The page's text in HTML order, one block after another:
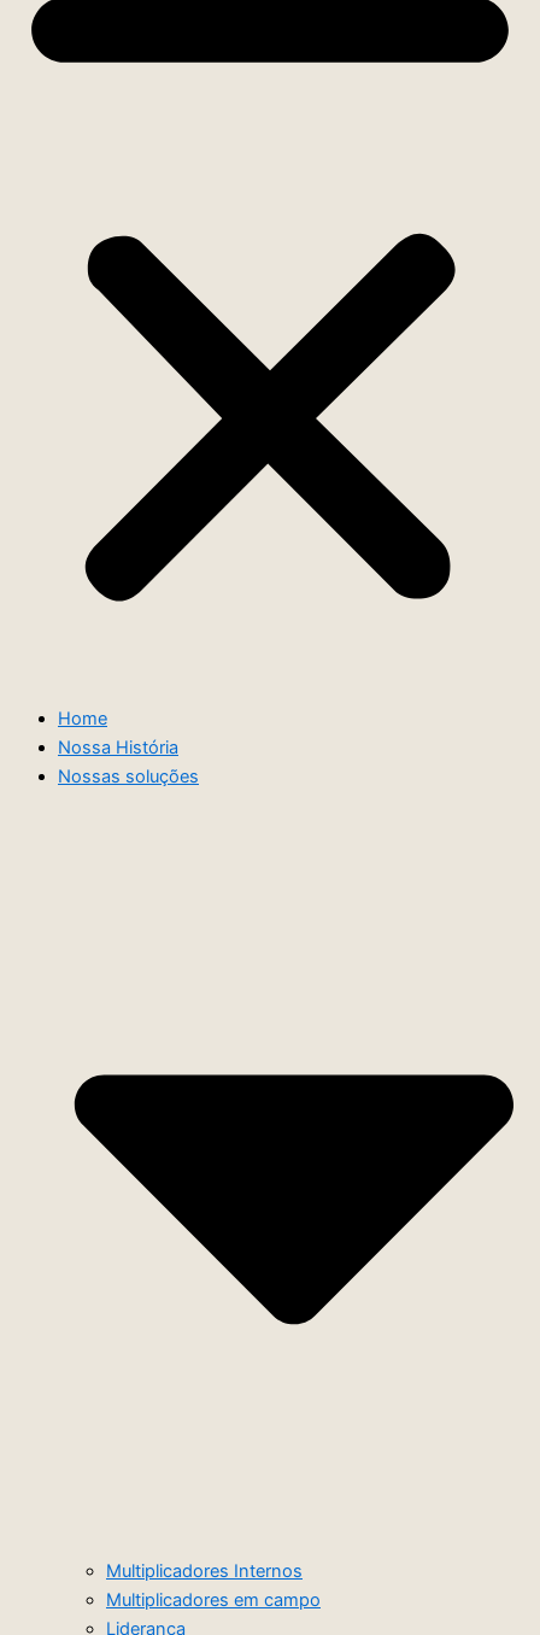
Home
Nossa História
Nossas soluções
Multiplicadores Internos
Multiplicadores em campo
Liderança